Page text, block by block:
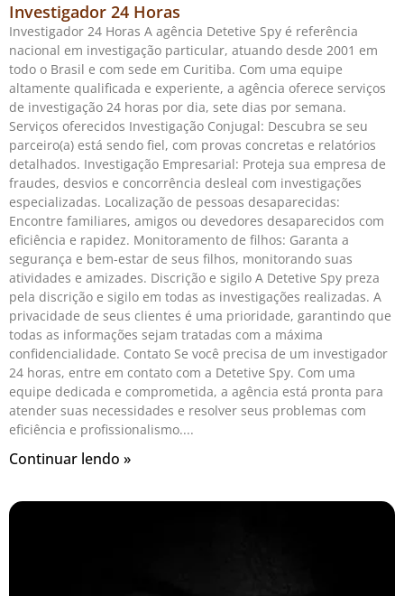
Investigador 24 Horas
Investigador 24 Horas A agência Detetive Spy é referência
nacional em investigação particular, atuando desde 2001 em
todo o Brasil e com sede em Curitiba. Com uma equipe
altamente qualificada e experiente, a agência oferece serviços
de investigação 24 horas por dia, sete dias por semana.
Serviços oferecidos Investigação Conjugal: Descubra se seu
parceiro(a) está sendo fiel, com provas concretas e relatórios
detalhados. Investigação Empresarial: Proteja sua empresa de
fraudes, desvios e concorrência desleal com investigações
especializadas. Localização de pessoas desaparecidas:
Encontre familiares, amigos ou devedores desaparecidos com
eficiência e rapidez. Monitoramento de filhos: Garanta a
segurança e bem-estar de seus filhos, monitorando suas
atividades e amizades. Discrição e sigilo A Detetive Spy preza
pela discrição e sigilo em todas as investigações realizadas. A
privacidade de seus clientes é uma prioridade, garantindo que
todas as informações sejam tratadas com a máxima
confidencialidade. Contato Se você precisa de um investigador
24 horas, entre em contato com a Detetive Spy. Com uma
equipe dedicada e comprometida, a agência está pronta para
atender suas necessidades e resolver seus problemas com
eficiência e profissionalismo.
Continuar lendo »